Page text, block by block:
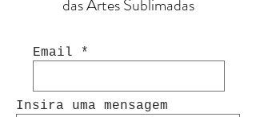
das Artes Sublimadas
Email
Insira uma mensagem